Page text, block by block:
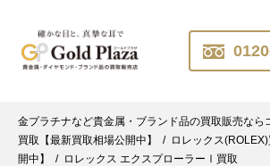
金プラチナなど貴金属・ブランド品の買取販売なら
買取【最新買取相場公開中】
/ ロレックス
開中】
/ ロレックス エクスプローラーⅠ買取